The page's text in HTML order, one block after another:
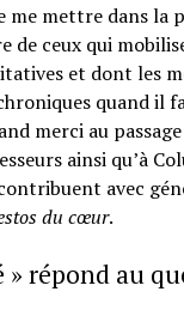
me mettre dans la
de ceux qui
et dont les
quand il
merci au
ainsi qu’à
avec
du cœur.
» répond au